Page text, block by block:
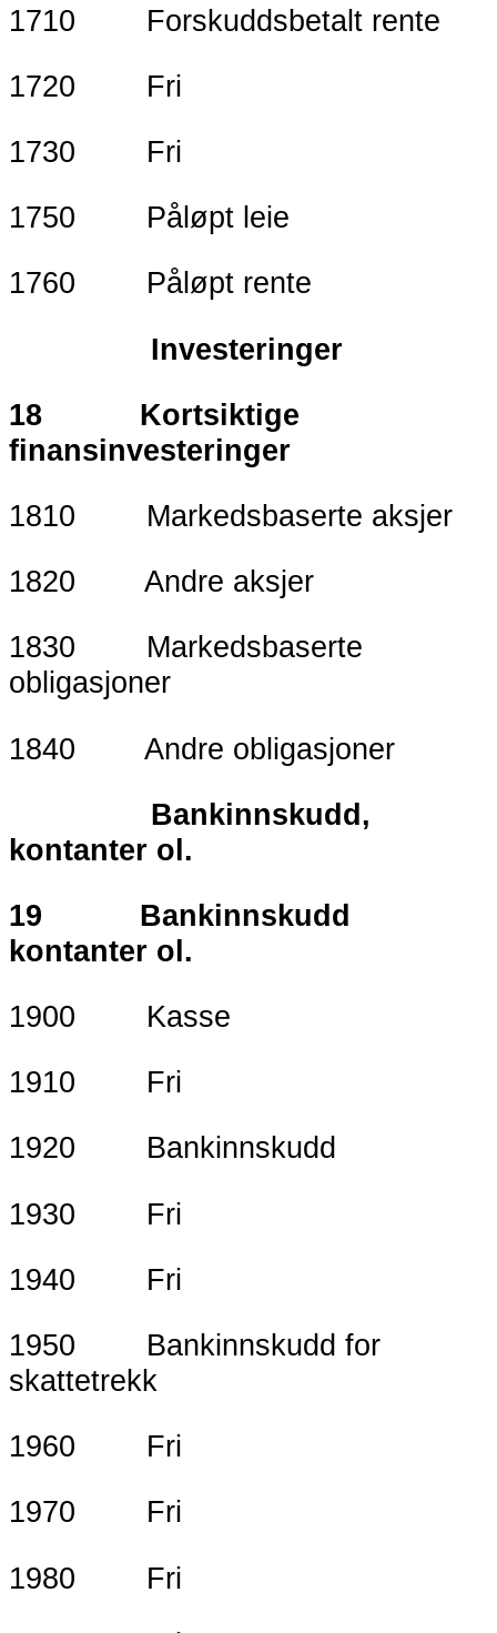
1710 Forskuddsbetalt rente
1720 Fri
1730 Fri
1750 Påløpt leie
1760 Påløpt rente
Investeringer
18 Kortsiktige
finansinvesteringer
1810 Markedsbaserte aksjer
1820 Andre aksjer
1830 Markedsbaserte
obligasjoner
1840 Andre obligasjoner
Bankinnskudd,
kontanter ol.
19 Bankinnskudd
kontanter ol.
1900 Kasse
1910 Fri
1920 Bankinnskudd
1930 Fri
1940 Fri
1950 Bankinnskudd for
skattetrekk
1960 Fri
1970 Fri
1980 Fri